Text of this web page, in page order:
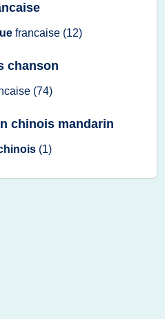
francaise (12)
chanson
(74)
chinois mandarin
(1)